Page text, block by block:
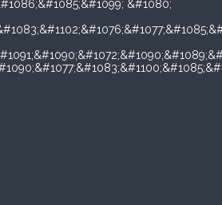
&#1080;